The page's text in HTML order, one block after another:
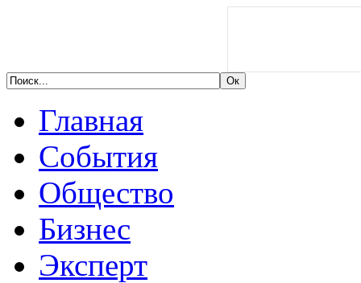
Главная
События
Общество
Бизнес
Эксперт